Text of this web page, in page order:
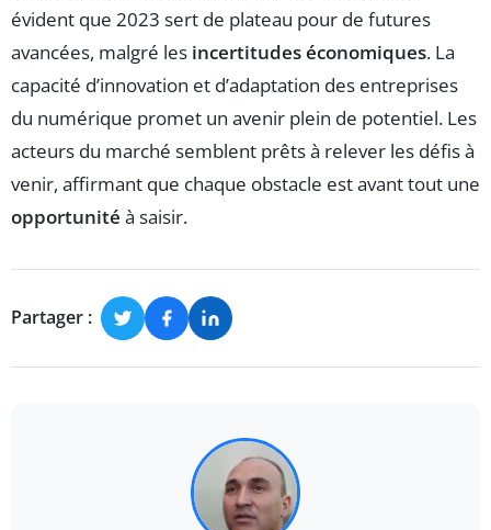
évident que 2023 sert de plateau pour de futures
avancées, malgré les incertitudes économiques. La
capacité d’innovation et d’adaptation des entreprises
du numérique promet un avenir plein de potentiel. Les
acteurs du marché semblent prêts à relever les défis à
venir, affirmant que chaque obstacle est avant tout une
opportunité à saisir.
Partager :